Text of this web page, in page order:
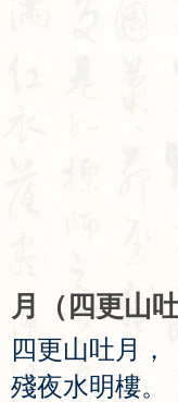
月 （ 四更山
四更山吐 月
，
殘夜水明樓。